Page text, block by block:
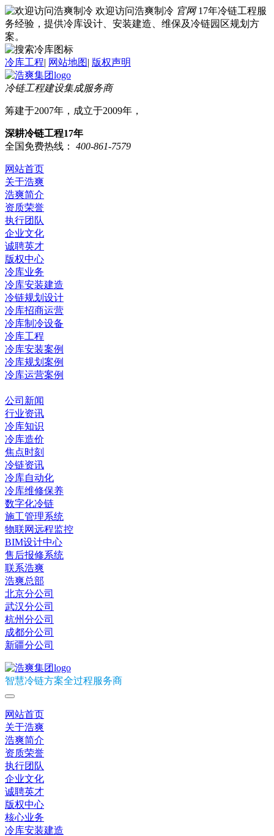
欢迎访问浩爽制冷 官网 17年冷链工程服
务经验，提供冷库设计、安装建造、维保及冷链园区规划方
案。
冷库工程| 网站地图| 版权声明
冷链工程建设集成服务商
筹建于2007年，成立于2009年，
深耕冷链工程17年
全国免费热线：
400-861-7579
网站首页
关于浩爽
浩爽简介
资质荣誉
执行团队
企业文化
诚聘英才
版权中心
冷库业务
冷库安装建造
冷链规划设计
冷库招商运营
冷库制冷设备
冷库工程
冷库安装案例
冷库规划案例
冷库运营案例
公司新闻
行业资讯
冷库知识
冷库造价
焦点时刻
冷链资讯
冷库自动化
冷库维修保养
数字化冷链
施工管理系统
物联网远程监控
BIM设计中心
售后报修系统
联系浩爽
浩爽总部
北京分公司
武汉分公司
杭州分公司
成都分公司
新疆分公司
智慧冷链方案全过程服务商
网站首页
关于浩爽
浩爽简介
资质荣誉
执行团队
企业文化
诚聘英才
版权中心
核心业务
冷库安装建造